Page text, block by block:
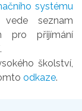
o systému
seznam
pro přijímání
školství,
odkaze.